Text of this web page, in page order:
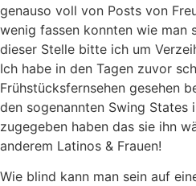
genauso voll von Posts von
wenig fassen konnten wie man
dieser Stelle bitte ich um
Ich habe in den Tagen zuvor
Frühstücksfernsehen gesehen
den sogenannten Swing States
zugegeben haben das sie ihn
anderem Latinos & Frauen!
Wie blind kann man sein auf